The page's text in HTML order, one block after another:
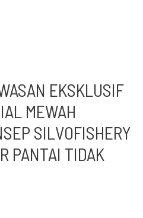
EKSKLUSIF
MEWAH
SILVOFISHERY
PANTAI TIDAK